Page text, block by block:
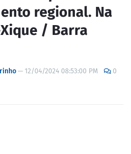
regional. Na
/ Barra
— 12/04/2024 08:53:00 PM 0